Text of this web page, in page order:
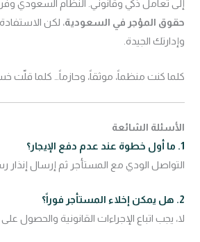
إلى تعامل ذكي وقانوني. النظام السعودي
حقوق المؤجر في السعودية، لكن
وإدارتك الجيدة.
كلما كنت منظماً، موثقاً، وحازماً… كلما قلّت
الأسئلة الشائعة
1. ما أول خطوة عند عدم دفع الإيجار؟
التواصل الودي مع المستأجر ثم إرسال إنذار
2. هل يمكن إخلاء المستأجر فوراً؟
لا، يجب اتباع الإجراءات القانونية والحصول